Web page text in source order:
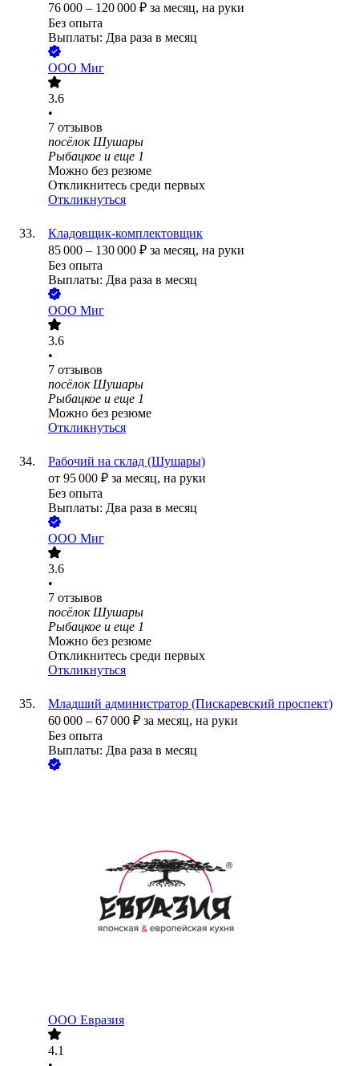
76 000 – 120 000 ₽ за месяц, на руки
Без опыта
Выплаты: Два раза в месяц
ООО Миг
3.6
•
7 отзывов
посёлок Шушары
Рыбацкое и еще 1
Можно без резюме
Откликнитесь среди первых
Откликнуться
Кладовщик-комплектовщик
85 000 – 130 000 ₽ за месяц, на руки
Без опыта
Выплаты: Два раза в месяц
ООО Миг
3.6
•
7 отзывов
посёлок Шушары
Рыбацкое и еще 1
Можно без резюме
Откликнуться
Рабочий на склад (Шушары)
от 95 000 ₽ за месяц, на руки
Без опыта
Выплаты: Два раза в месяц
ООО Миг
3.6
•
7 отзывов
посёлок Шушары
Рыбацкое и еще 1
Можно без резюме
Откликнитесь среди первых
Откликнуться
Младший администратор (Пискаревский проспект)
60 000 – 67 000 ₽ за месяц, на руки
Без опыта
Выплаты: Два раза в месяц
ООО Евразия
4.1